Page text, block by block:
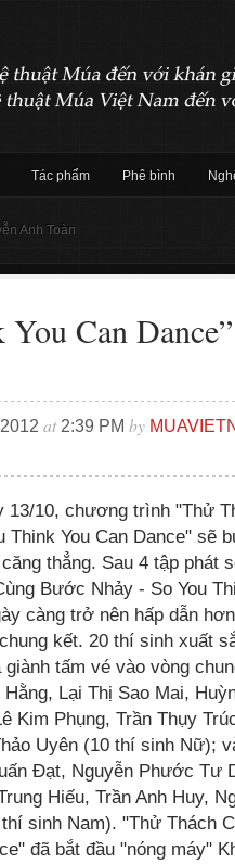
Tác phẩm Phê bình
Anh Toàn
Can
at 2:39 PM by
13/10, chương trình "Thử
Think You Can Dance" sẽ
thẳng. Sau 4 tập phát
Bước Nhảy - So You
càng trở nên hấp dẫn
kết. 20 thí sinh xuất
tấm vé vào vòng
Lại Thị Sao Mai,
Kim Phụng, Trần Thụy
Uyên (10 thí sinh Nữ);
Đạt, Nguyễn Phước Tư
Hiếu, Trần Anh Huy,
thí sinh Nam). "Thử Thách
đã bắt đầu "nóng máy"